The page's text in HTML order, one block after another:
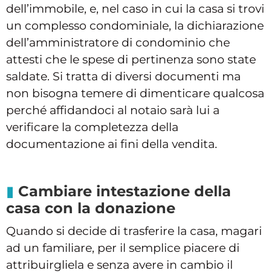
dell’immobile, e, nel caso in cui la casa si trovi
un complesso condominiale, la dichiarazione
dell’amministratore di condominio che
attesti che le spese di pertinenza sono state
saldate. Si tratta di diversi documenti ma
non bisogna temere di dimenticare qualcosa
perché affidandoci al notaio sarà lui a
verificare la completezza della
documentazione ai fini della vendita.
Cambiare intestazione della
casa con la donazione
Quando si decide di trasferire la casa, magari
ad un familiare, per il semplice piacere di
attribuirgliela e senza avere in cambio il